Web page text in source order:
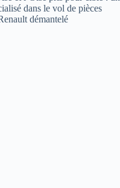
dans le vol de pièces
démantelé